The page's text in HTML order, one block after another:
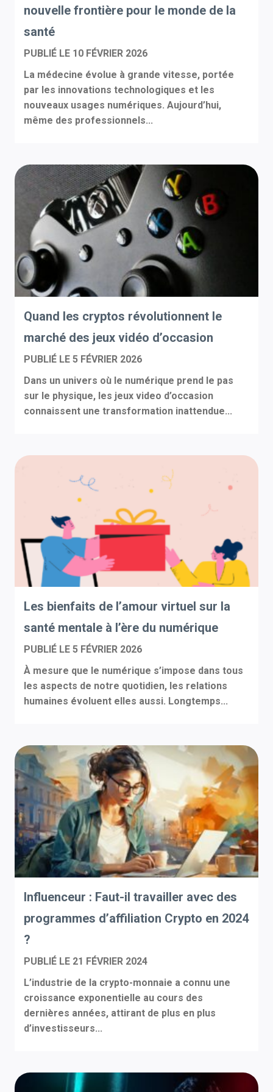
nouvelle frontière pour le monde de la
santé
PUBLIÉ LE 10 FÉVRIER 2026
La médecine évolue à grande vitesse, portée
par les innovations technologiques et les
nouveaux usages numériques. Aujourd’hui,
même des professionnels...
Quand les cryptos révolutionnent le
marché des jeux vidéo d’occasion
PUBLIÉ LE 5 FÉVRIER 2026
Dans un univers où le numérique prend le pas
sur le physique, les jeux video d’occasion
connaissent une transformation inattendue...
Les bienfaits de l’amour virtuel sur la
santé mentale à l’ère du numérique
PUBLIÉ LE 5 FÉVRIER 2026
À mesure que le numérique s’impose dans tous
les aspects de notre quotidien, les relations
humaines évoluent elles aussi. Longtemps...
Influenceur : Faut-il travailler avec des
programmes d’affiliation Crypto en 2024
?
PUBLIÉ LE 21 FÉVRIER 2024
L’industrie de la crypto-monnaie a connu une
croissance exponentielle au cours des
dernières années, attirant de plus en plus
d’investisseurs...